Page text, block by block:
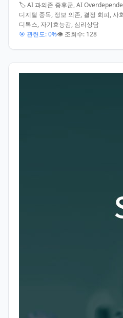
🏷️ AI 과의존 증후군, AI
디지털 중독, 정보 의존, 결정 회피, 사
디톡스, 자기효능감, 심리상담
🎯 관련도: 0%👁️ 조회수: 128